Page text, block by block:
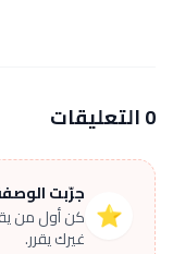
0 التعليقات
⭐
جرّبت
كن أول من
غيرك يقرر.